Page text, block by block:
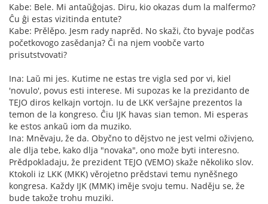
Kabe: Bele. Mi antaŭĝojas. Diru, kio okazas dum la malfermo?
Ĉu ĝi estas vizitinda entute?
Kabe: Prělěpo. Jesm rady naprěd. No skaži, čto byvaje podčas
početkovogo zasědanja? Či na njem voobče varto
prisutstvovati?
Ina: Laŭ mi jes. Kutime ne estas tre vigla sed por vi, kiel
'novulo', povus esti interese. Mi supozas ke la prezidanto de
TEJO diros kelkajn vortojn. Iu de LKK verŝajne prezentos la
temon de la kongreso. Ĉiu IJK havas sian temon. Mi esperas
ke estos ankaŭ iom da muziko.
Ina: Mněvaju, že da. Obyčno to dějstvo ne jest velmi oživjeno,
ale dlja tebe, kako dlja "novaka", ono može byti interesno.
Prědpokladaju, že prezident TEJO (VEMO) skaže několiko slov.
Ktokoli iz LKK (MKK) věrojetno prědstavi temu nyněšnego
kongresa. Každy IJK (MMK) iměje svoju temu. Naděju se, že
bude takože trohu muziki.